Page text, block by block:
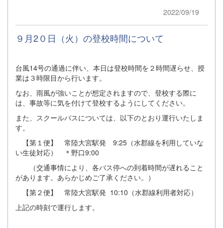
2022/09/19
９月2０日（火）の登校時間について
台風14号の通過に伴い、本日は登校時間を２時間遅らせ、授
業は３時限目から行います。
なお、雨風が強いことが想定されますので、登校する際に
は、事故等に気を付けて登校するようにしてください。
また、スクールバスについては、以下のとおり運行いたしま
す。
【第１便】 常陸大宮駅発 9:25（水郡線を利用していな
い生徒対応） ＊野口9:00
（交通事情により、各バス停への到着時間が遅れること
があります。あらかじめご了承ください。）
【第２便】 常陸大宮駅発 10:10（水郡線利用者対応）
上記の時刻で運行します。